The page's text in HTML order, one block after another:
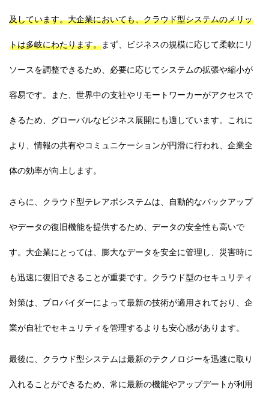
及しています。大企業においても、クラウド型システムのメリッ
トは多岐にわたります。まず、ビジネスの規模に応じて柔軟にリ
ソースを調整できるため、必要に応じてシステムの拡張や縮小が
容易です。また、世界中の支社やリモートワーカーがアクセスで
きるため、グローバルなビジネス展開にも適しています。これに
より、情報の共有やコミュニケーションが円滑に行われ、企業全
体の効率が向上します。
さらに、クラウド型テレアポシステムは、自動的なバックアップ
やデータの復旧機能を提供するため、データの安全性も高いで
す。大企業にとっては、膨大なデータを安全に管理し、災害時に
も迅速に復旧できることが重要です。クラウド型のセキュリティ
対策は、プロバイダーによって最新の技術が適用されており、企
業が自社でセキュリティを管理するよりも安心感があります。
最後に、クラウド型システムは最新のテクノロジーを迅速に取り
入れることができるため、常に最新の機能やアップデートが利用